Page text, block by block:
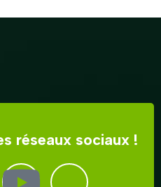
réseaux sociaux !